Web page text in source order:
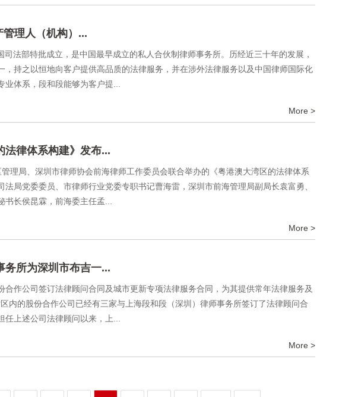
理人（机构）...
法部特批成立，是中国最早成立的私人合伙制律师事务所。历经近三十年的发展，
持之以恒地向客户提供高品质的法律服务，并在涉外法律服务以及中国律师国际化
体系，段和段能够为客户提...
More >
法律体系构建》发布...
理局、深圳市律师协会前海律师工作委员会联合举办的《粤港澳大湾区的法律体系
局党委委员、市律师行业党委专职书记曹海雷，深圳市前海管理局副局长袁富勇、
长侯昆霖，前海委主任孟...
More >
务所为深圳市布吉一...
作公司签订法律顾问合同及城市更新专项法律服务合同，为其提供常年法律服务及
内的股份合作公司已经有三家与上海段和段（深圳）律师事务所签订了法律顾问合
上述公司法律顾问以来，上...
More >